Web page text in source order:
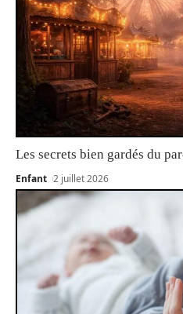
Les secrets bien gardés du
Enfant 2 juillet 2026